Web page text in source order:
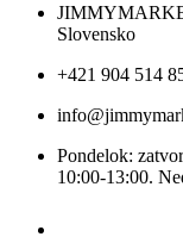
Slovensko
+421 904 514
Pondelok:
10:00-13:00.